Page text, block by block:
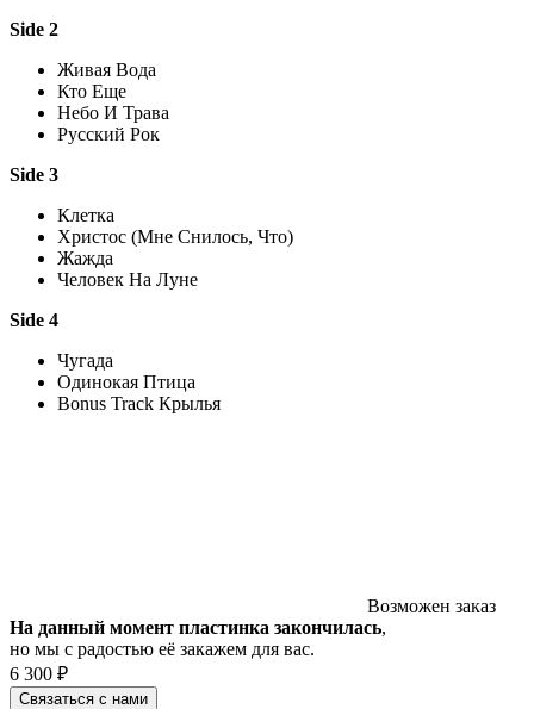
Side 2
Живая Вода
Кто Еще
Небо И Трава
Русский Рок
Side 3
Клетка
Христос (Мне Снилось, Что)
Жажда
Человек На Луне
Side 4
Чугада
Одинокая Птица
Bonus Track Крылья
Возможен заказ
На данный момент пластинка закончилась,
но мы с радостью её закажем для вас.
6 300 ₽
Связаться с нами